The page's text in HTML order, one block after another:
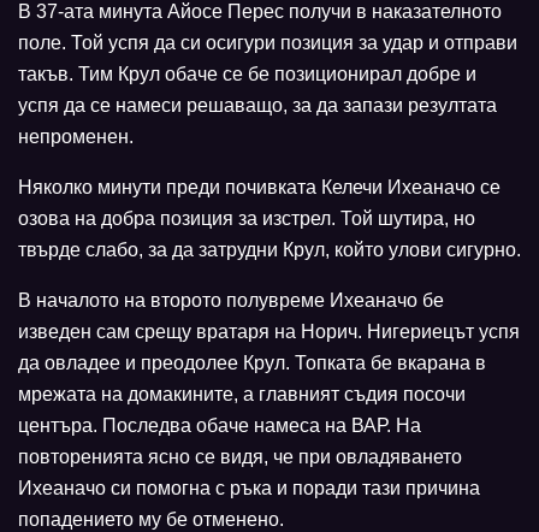
В 37-ата минута Айосе Перес получи в наказателното
поле. Той успя да си осигури позиция за удар и отправи
такъв. Тим Крул обаче се бе позиционирал добре и
успя да се намеси решаващо, за да запази резултата
непроменен.
Няколко минути преди почивката Келечи Ихеаначо се
озова на добра позиция за изстрел. Той шутира, но
твърде слабо, за да затрудни Крул, който улови сигурно.
В началото на второто полувреме Ихеаначо бе
изведен сам срещу вратаря на Норич. Нигериецът успя
да овладее и преодолее Крул. Топката бе вкарана в
мрежата на домакините, а главният съдия посочи
центъра. Последва обаче намеса на ВАР. На
повторенията ясно се видя, че при овладяването
Ихеаначо си помогна с ръка и поради тази причина
попадението му бе отменено.